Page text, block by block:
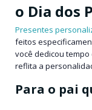
o Dia dos
Presentes
feitos
você dedicou
reflita a
Para o pai